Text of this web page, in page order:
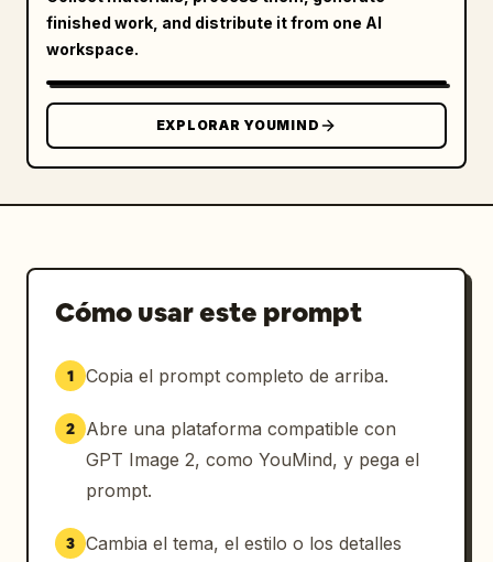
finished work, and distribute it from one AI
workspace.
EXPLORAR YOUMIND
Cómo usar este prompt
1 Copia el prompt completo de arriba.
2
Abre una plataforma compatible con
GPT Image 2, como YouMind, y pega el
prompt.
3 Cambia el tema, el estilo o los detalles